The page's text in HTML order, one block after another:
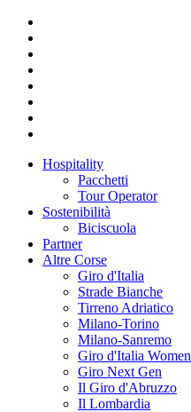
Hospitality
Pacchetti
Tour Operator
Sostenibilità
Biciscuola
Partner
Altre Corse
Giro d'Italia
Strade Bianche
Tirreno Adriatico
Milano-Torino
Milano-Sanremo
Giro d'Italia Women
Giro Next Gen
Il Giro d'Abruzzo
Il Lombardia